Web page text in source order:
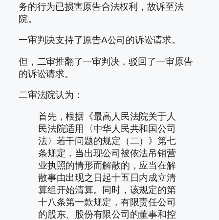
务的行为已损害原告合法权利，故诉至法
院。
一审判决支持了原告A公司的诉讼请求。
但，二审推翻了一审判决，驳回了一审原告
的诉讼请求。
二审法院认为：
首先，根据《最高人民法院关于人
民法院适用〈中华人民共和国公司
法〉若干问题的规定（二）》第七
条规定，当出现公司被依法吊销营
业执照的情形而解散的，应当在解
散事由出现之日起十五日内成立清
算组开始清算。同时，该规定的第
十八条第一款规定，有限责任公司
的股东、股份有限公司的董事和控